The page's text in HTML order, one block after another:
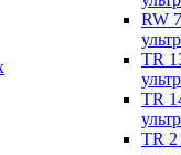
RW
TR
TR
TR 2